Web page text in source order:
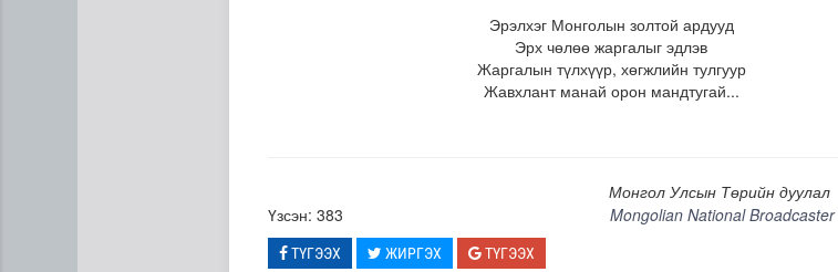
Хогноос эрчим хүч үйлдвэрлэх үйлдвэр 34 МВт-ын хүчин чадалтайгаар ажиллана
Эрэлхэг Монголын золтой ардууд
Эрх чөлөө жаргалыг эдлэв
Жаргалын түлхүүр, хөгжлийн тулгуур
Жавхлант манай орон мандтугай...
Монгол Улсын Төрийн дуулал
Үзсэн: 383
Mongolian National Broadcaster
ТҮГЭЭХ ЖИРГЭХ ТҮГЭЭХ